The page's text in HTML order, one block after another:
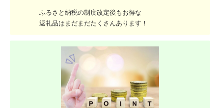
ふるさと納税の制度改定後もお得な
返礼品はまだまだたくさんあります！